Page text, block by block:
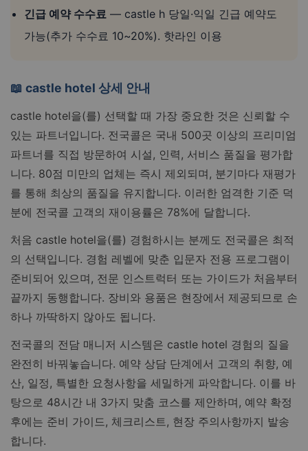
긴급 예약 수수료 — castle h 당일·익일 긴급 예약도
가능(추가 수수료 10~20%). 핫라인 이용
📖 castle hotel 상세 안내
castle hotel을(를) 선택할 때 가장 중요한 것은 신뢰할 수
있는 파트너입니다. 전국콜은 국내 500곳 이상의 프리미엄
파트너를 직접 방문하여 시설, 인력, 서비스 품질을 평가합
니다. 80점 미만의 업체는 즉시 제외되며, 분기마다 재평가
를 통해 최상의 품질을 유지합니다. 이러한 엄격한 기준 덕
분에 전국콜 고객의 재이용률은 78%에 달합니다.
처음 castle hotel을(를) 경험하시는 분께도 전국콜은 최적
의 선택입니다. 경험 레벨에 맞춘 입문자 전용 프로그램이
준비되어 있으며, 전문 인스트럭터 또는 가이드가 처음부터
끝까지 동행합니다. 장비와 용품은 현장에서 제공되므로 손
하나 까딱하지 않아도 됩니다.
전국콜의 전담 매니저 시스템은 castle hotel 경험의 질을
완전히 바꿔놓습니다. 예약 상담 단계에서 고객의 취향, 예
산, 일정, 특별한 요청사항을 세밀하게 파악합니다. 이를 바
탕으로 48시간 내 3가지 맞춤 코스를 제안하며, 예약 확정
후에는 준비 가이드, 체크리스트, 현장 주의사항까지 발송
합니다.